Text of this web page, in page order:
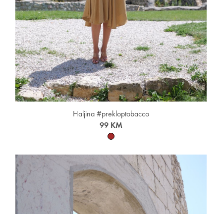
Haljina #prekloptobacco
99 KM